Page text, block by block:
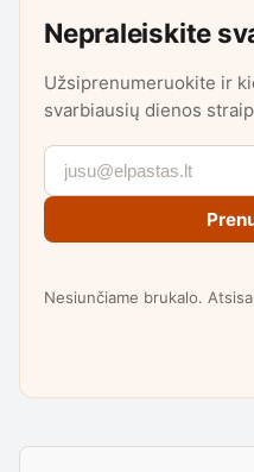
Nepraleiskite
Užsiprenumeruokite ir
svarbiausių dienos
Nesiunčiame brukalo.